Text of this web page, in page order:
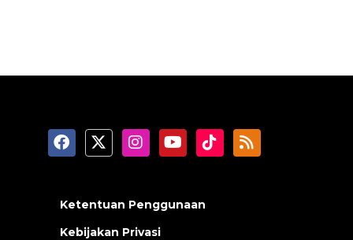
Ketentuan Penggunaan
Kebijakan Privasi